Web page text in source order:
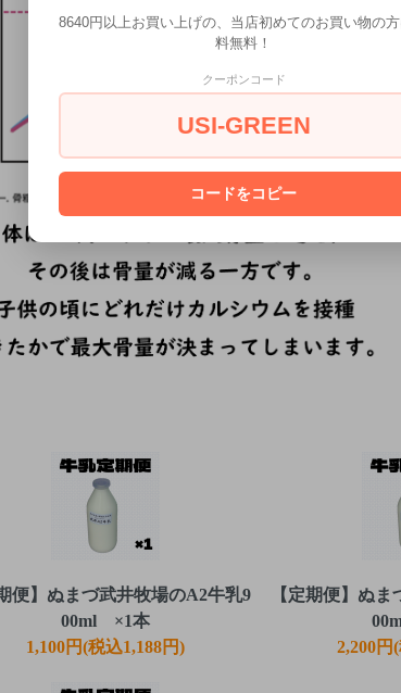
便】ぬまづ武井牧場のA2牛乳9
00ml ×1本
1,100円(税込1,188円)
【定期便】ぬ
2,200円
8640円以上お買い上げの、当店初めてのお買い物の
料無料！
クーポンコード
USI-GREEN
コードをコピー